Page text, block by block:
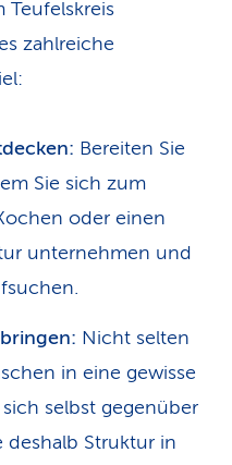
Teufelskreis
zahlreiche
Bereiten Sie
Sie sich zum
oder einen
unternehmen und
Nicht selten
in eine gewisse
selbst gegenüber
deshalb Struktur in